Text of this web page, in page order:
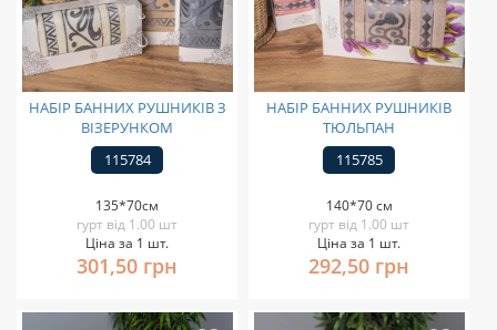
НАБІР БАННИХ РУШНИКІВ З
ВІЗЕРУНКОМ
115784
135*70см
гурт від 1.00 шт
Ціна за 1 шт.
301,50 грн
НАБІР БАННИХ РУШНИКІВ
ТЮЛЬПАН
115785
140*70 см
гурт від 1.00 шт
Ціна за 1 шт.
292,50 грн